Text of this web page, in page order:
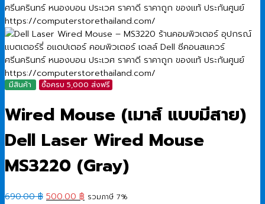
มีสินค้า ซื้อครบ 5,000 ส่งฟรี
Wired Mouse (เมาส์ แบบมีสาย)
Dell Laser Wired Mouse
MS3220 (Gray)
690.00฿ Original
500.00 ฿ Current
รวมภาษี 7%